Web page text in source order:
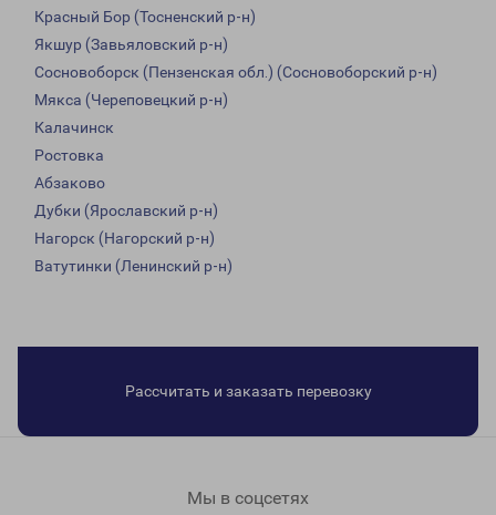
Красный Бор (Тосненский р-н)
Якшур (Завьяловский р-н)
Сосновоборск (Пензенская обл.) (Сосновоборский р-н)
Мякса (Череповецкий р-н)
Калачинск
Ростовка
Абзаково
Дубки (Ярославский р-н)
Нагорск (Нагорский р-н)
Ватутинки (Ленинский р-н)
Рассчитать и заказать перевозку
Мы в соцсетях